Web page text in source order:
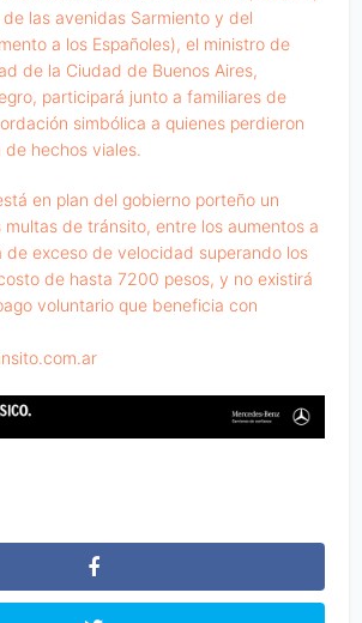
las avenidas Sarmiento y del
a los Españoles), el ministro de
de la Ciudad de Buenos Aires,
participará junto a familiares de
simbólica a quienes perdieron
hechos viales.
en plan del gobierno porteño un
de tránsito, entre los aumentos a
de exceso de velocidad superando los
de hasta 7200 pesos, y no existirá
voluntario que beneficia con